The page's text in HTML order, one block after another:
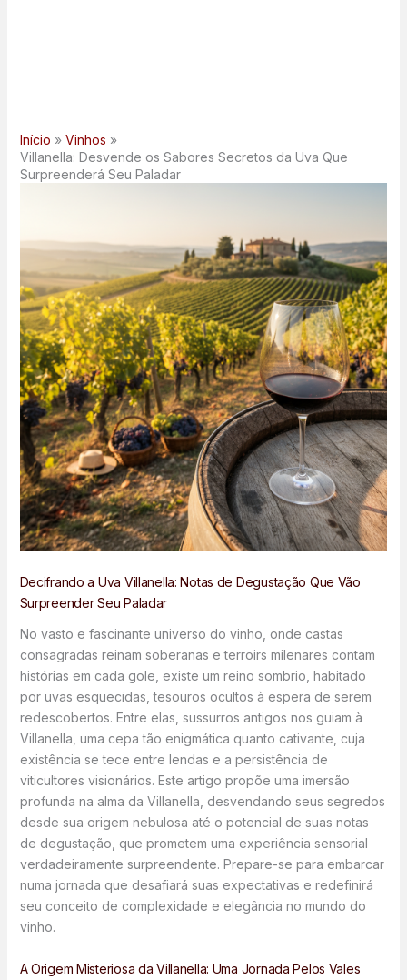
Início
Vinhos
Villanella: Desvende os Sabores Secretos da Uva Que
Surpreenderá Seu Paladar
Decifrando a Uva Villanella: Notas de Degustação Que Vão
Surpreender Seu Paladar
No vasto e fascinante universo do vinho, onde castas
consagradas reinam soberanas e terroirs milenares contam
histórias em cada gole, existe um reino sombrio, habitado
por uvas esquecidas, tesouros ocultos à espera de serem
redescobertos. Entre elas, sussurros antigos nos guiam à
Villanella, uma cepa tão enigmática quanto cativante, cuja
existência se tece entre lendas e a persistência de
viticultores visionários. Este artigo propõe uma imersão
profunda na alma da Villanella, desvendando seus segredos
desde sua origem nebulosa até o potencial de suas notas
de degustação, que prometem uma experiência sensorial
verdadeiramente surpreendente. Prepare-se para embarcar
numa jornada que desafiará suas expectativas e redefinirá
seu conceito de complexidade e elegância no mundo do
vinho.
A Origem Misteriosa da Villanella: Uma Jornada Pelos Vales